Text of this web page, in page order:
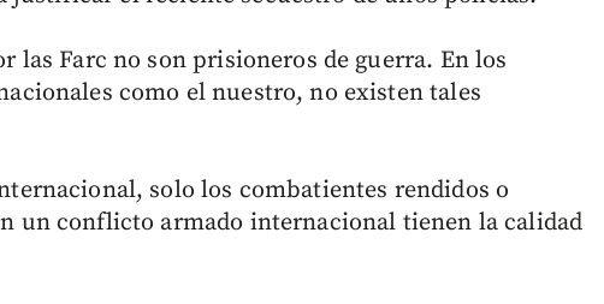
las Farc no son prisioneros de guerra. En los
como el nuestro, no existen tales
solo los combatientes rendidos o
un conflicto armado internacional tienen la calidad